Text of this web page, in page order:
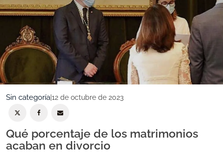
Sin categoría12 de octubre de 2023
Qué porcentaje de los matrimonios
acaban en divorcio